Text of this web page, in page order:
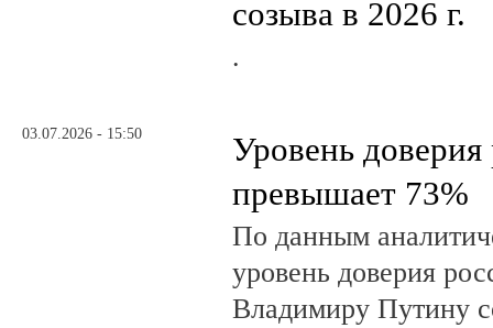
созыва в 2026 г.
.
03.07.2026 - 15:50
Уровень
превышает 73%
По данным
уровень доверия
Владимиру Путину